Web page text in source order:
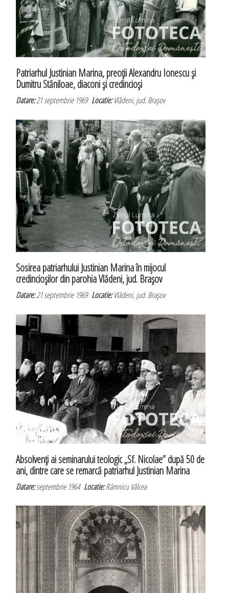
Patriarhul Justinian Marina, preoţii Alexandru Ionescu şi
Dumitru Stăniloae, diaconi şi credincioşi
Datare:21 septembrie 1969Locatie:Vlădeni, jud. Braşov
Sosirea patriarhului Justinian Marina în mijocul
credincioşilor din parohia Vlădeni, jud. Braşov
Datare:21 septembrie 1969Locatie:Vlădeni, jud. Braşov
Absolvenţi ai seminarului teologic „Sf. Nicolae” după 50 de
ani, dintre care se remarcă patriarhul Justinian Marina
Datare:septembrie 1964Locatie:Râmnicu Vâlcea